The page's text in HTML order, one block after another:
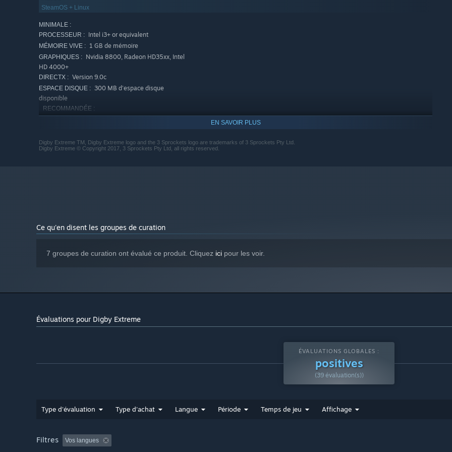
SteamOS + Linux
MINIMALE :
PROCESSEUR : Intel i3+ or equivalent
MÉMOIRE VIVE : 1 GB de mémoire
GRAPHIQUES : Nvidia 8800, Radeon HD35xx, Intel
HD 4000+
DIRECTX : Version 9.0c
ESPACE DISQUE : 300 MB d'espace disque
disponible
RECOMMANDÉE :
Intel i5+ or equivalent
GRAPHIQUES : NVidia 560+ or equivalent
DIRECTX : Version 10
EN SAVOIR PLUS
Digby Extreme TM, Digby Extreme logo and the 3 Sprockets logo are trademarks of 3 Sprockets Pty Ltd.
Digby Extreme © Copyright 2017, 3 Sprockets Pty Ltd, all rights reserved.
Ce qu'en disent les groupes de curation
7 groupes de curation ont évalué ce produit. Cliquez ici pour les voir.
Évaluations pour Digby Extreme
ÉVALUATIONS GLOBALES :
positives
(39 évaluation(s))
Type d'évaluation Type d'achat Langue Période Temps de jeu Affichage
Filtres Vos langues